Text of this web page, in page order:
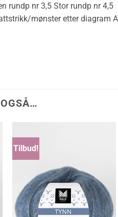
rundp nr 3,5 Stor rundp nr 4,5
mønster etter diagram
Tilbud!